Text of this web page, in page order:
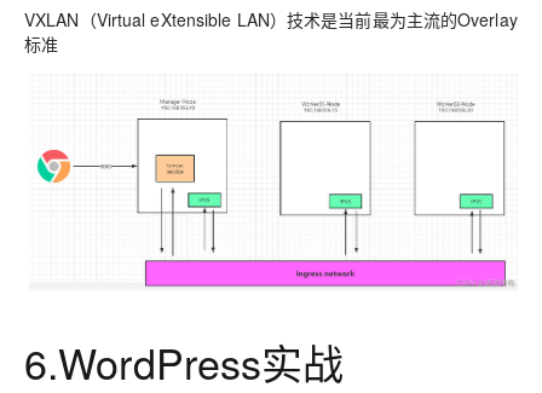
VXLAN（Virtual eXtensible LAN）技术是当前最为主流的Overlay
标准
6.WordPress实战